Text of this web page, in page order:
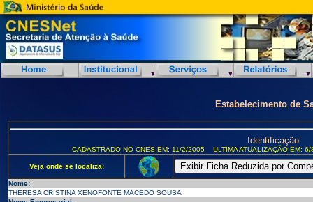
Estabelecimento de
Identificação
CADASTRADO NO CNES EM: 11/2/2005 ULTIMA ATUALIZAÇÃO EM:
Veja onde se localiza:
Nome:
THERESA CRISTINA XENOFONTE MACEDO SOUSA